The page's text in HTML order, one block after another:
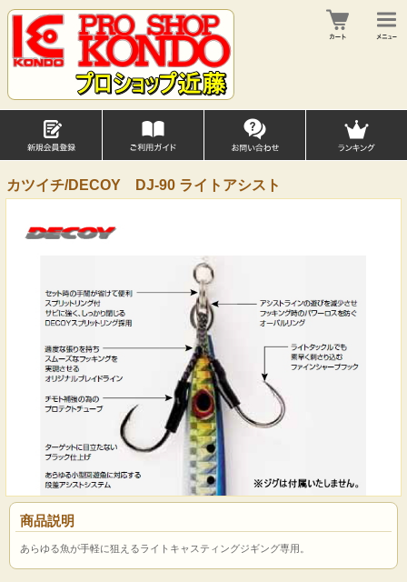
カツイチ/DECOY DJ-90 ライトアシスト
商品説明
あらゆる魚が手軽に狙えるライトキャスティングジギング専用。